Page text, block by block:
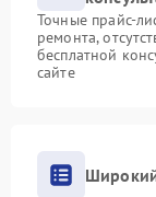
Точные прайс-
ремонта,
бесплатной
сайте